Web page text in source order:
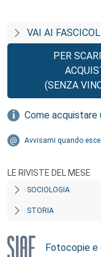
VAI AI
PER
(SENZA
Come acquistare
Avvisami quando
LE RIVISTE DEL MESE
SOCIOLOGIA
STORIA
Fotocopie e